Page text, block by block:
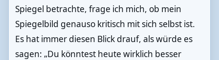
Spiegel betrachte, frage ich mich, ob mein
Spiegelbild genauso kritisch mit sich selbst ist.
Es hat immer diesen Blick drauf, als würde es
sagen: „Du könntest heute wirklich besser